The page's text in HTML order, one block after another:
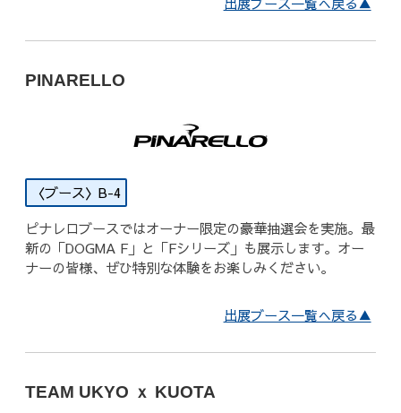
PINARELLO
B-4
ピナレロブースではオーナー限定の豪華抽選会を実施。最
新の「DOGMA F」と「Fシリーズ」も展示します。オー
ナーの皆様、ぜひ特別な体験をお楽しみください。
出展ブース一覧へ戻る▲
TEAM UKYO ｘ KUOTA